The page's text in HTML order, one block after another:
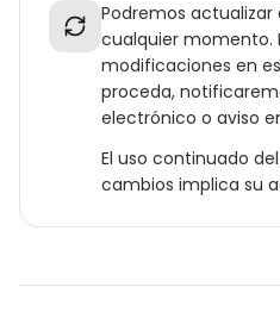
Podremos actualizar
cualquier momento.
modificaciones en
proceda,
electrónico o aviso
El uso continuado
cambios implica su